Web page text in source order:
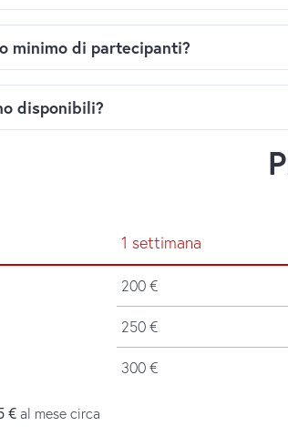
i nostrimoduli di iscrizione online
descritti sopra.
una conferma di prenotazione.
vi invieremo le informazioni finali e
minimo di partecipanti?
solo se ci sono minimo 4 partecipanti
divisi tra le nostre scuole potrebbero
disponibili?
1 settimana
200 €
250 €
300 €
€al mese circa